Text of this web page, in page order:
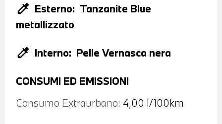
colorize Esterno: Tanzanite Blue
metallizzato
colorize Interno: Pelle Vernasca nera
CONSUMI ED EMISSIONI
Consumo Extraurbano: 4,00 l/100km